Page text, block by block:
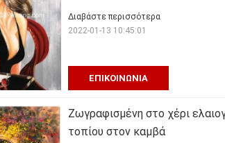
ΕΠΙΚΟΙΝΩΝΊΑ
Διαβάστε περισσότερα
2022-01-13 10:45:01
Ζωγραφισμένη στο χέρι
τοπίου στον καμβά